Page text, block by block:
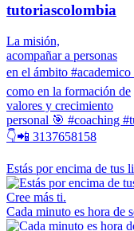
tutoriascolombia
La misión,
acompañar a personas
en el ámbito
como en la formación de
valores y crecimiento
personal 🎯 #coaching
👇📲 3137658158
Estás por encima de tus
Cada minuto es hora de